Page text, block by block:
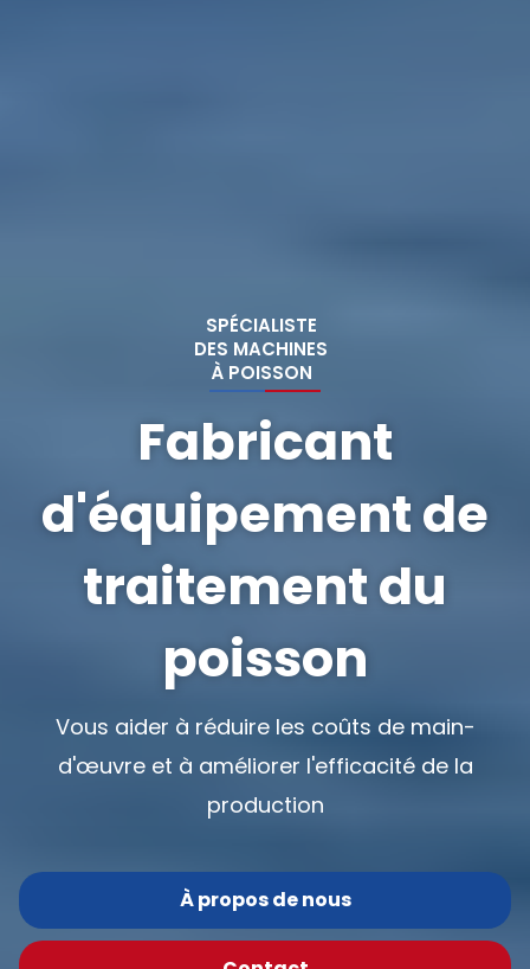
SPÉCIALISTE
DES MACHINES
À POISSON
Fabricant
d'équipement de
traitement du
poisson
Vous aider à réduire les coûts de main-
d'œuvre et à améliorer l'efficacité de la
production
À propos de nous